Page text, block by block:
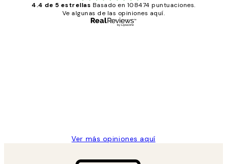
4.4 de 5 estrellas Basado en 108474 puntuaciones.
Ve algunas de las opiniones aquí.
Ver más opiniones aquí